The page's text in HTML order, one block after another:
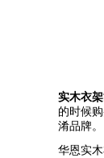
实木衣
的时候
淆品牌。
华恩实